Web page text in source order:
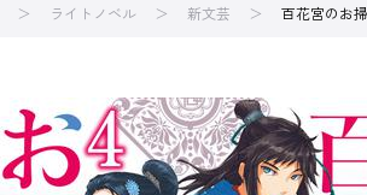
ライトノベル 新文芸 百花宮のお